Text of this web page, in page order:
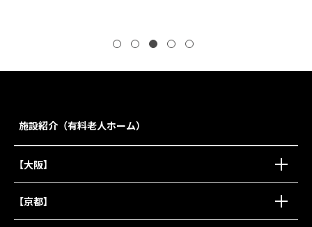
施設紹介（有料老人ホーム）
【大阪】
【京都】